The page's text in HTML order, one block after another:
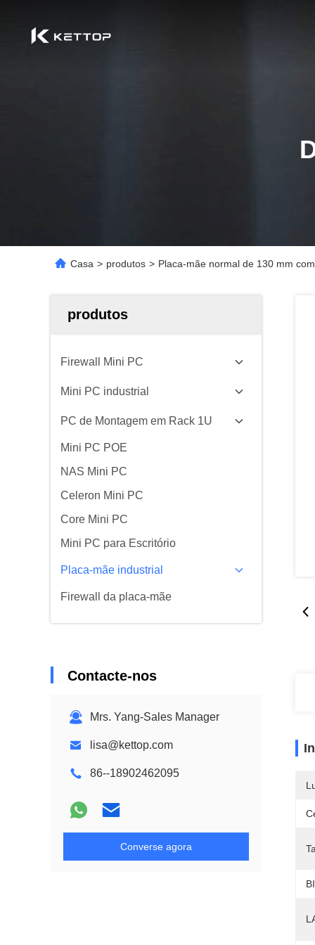
Casa > produtos > Placa-mãe normal de 130 mm
produtos
Firewall Mini PC
Mini PC industrial
PC de Montagem em Rack 1U
Mini PC POE
NAS Mini PC
Celeron Mini PC
Core Mini PC
Mini PC para Escritório
Placa-mãe industrial
Firewall da placa-mãe
Contacte-nos
Mrs. Yang-Sales Manager
lisa@kettop.com
86--18902462095
Converse agora